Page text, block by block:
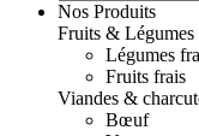
Nos Produits
Fruits & Légumes
Légumes
Fruits frais
Viandes &
Bœuf